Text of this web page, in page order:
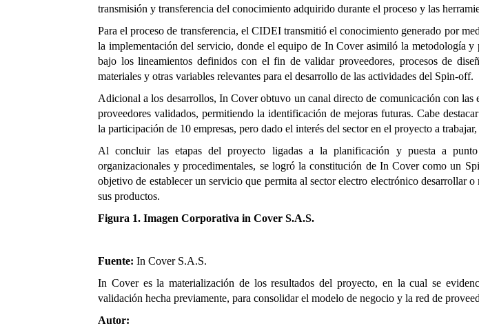
transmisión y transferencia del conocimiento adquirido durante el proceso y las
Para el proceso de transferencia, el CIDEI transmitió el conocimiento generado por
la implementacióndel servicio, donde el equipo de In Cover asimiló la metodología y
bajo los lineamientos definidos con el fin de validar proveedores, procesos de
materiales y otras variables relevantes para el desarrollo de las actividades del Spin-off.
Adicional a los desarrollos, In Cover obtuvo un canal directo de comunicación con las
proveedores validados, permitiendo la identificación de mejoras futuras. Cabe
la participación de 10 empresas, pero dado el interés del sectoren el proyecto a trabajar,
Al concluir las etapas del proyecto ligadas a la planificación y puesta a
organizacionales y procedimentales, se logró la constitución de In Cover como un
objetivo de establecer un servicio que permita al sector electro electrónico desarrollar o
sus productos.
Figura 1. Imagen Corporativa in Cover S.A.S.
Fuente: In Cover S.A.S.
In Cover es la materialización de los resultados del proyecto, en la cual se
validación hecha previamente, para consolidar el modelo de negocio y la red de
Autor: